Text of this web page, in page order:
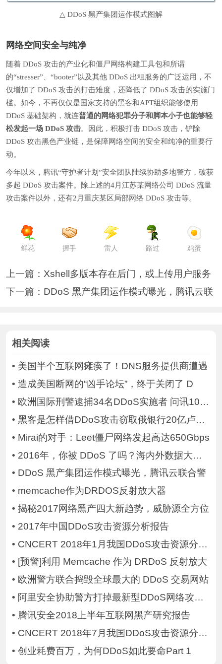
△ DDoS 黑产集团运作模式图解
网络空间安全与纯净
随着 DDoS 攻击的产业化和僵尸网络构建工具包和所谓
的“stresser”、“booter”以及其他 DDoS 出租服务的广泛运用，不
仅增加了 DDoS 攻击的打击难度，还降低了 DDoS 攻击的实施门
槛。如今，不再仅仅是国家支持的黑客和APT组织能够使用
DDoS 基础架构，就连普通的网络犯罪分子和脚本小子也能够轻
松发起一场 DDoS 攻击。因此，积极打击 DDoS 攻击，铲除
DDoS 攻击黑色产业链，是保障网络空间的安全和纯净的重要行
动。
今年以来，腾讯“守护者计划”安全团队陆续协助多地警方，破获
多起 DDoS 攻击案件。除上述的4月江苏某网络公司 DDoS 流量
攻击案件以外，还有2月重庆某区局部网络 DDoS 攻击等。
鲜花 握手 雷人 路过 鸡蛋
上一篇： Xshell多版本存在后门，或上传用户服务
下一篇： DDoS 黑产集团运作模式曝光，腾讯云联
相关阅读
• 美国半个互联网瘫痪了！DNS服务提供商遭遇
• 造成美国断网的“凶手论坛”，终于关闭了 D
• 欧洲国际刑警逮捕34名DDoS实施者 问讯101名
• 黑客是怎样借DDoS攻击窃取俄银行20亿卢布的
• Mirai的对手：Leet僵尸网络发起高达650Gbps
• 2016年，你被 DDoS 了吗？海内外数据大盘点
• DDoS 黑产集团运作模式曝光，腾讯云联合警
• memcache作为DRDOS反射放大器
• 揭秘2017网络黑产四大新趋势，威胁源全方位
• 2017年中国DDoS攻击资源分析报告
• CNCERT 2018年1月我国DDoS攻击资源分析报告
• [预警]利用 Memcache 作为 DRDoS 反射放大
• 欧洲警方联合捣毁全球最大的 DDoS 交易网站
• 阿里安全协助警方打掉最新型DDoS网络攻击平
• 腾讯安全2018上半年互联网黑产研究报告
• CNCERT 2018年7月我国DDoS攻击资源分析报告
• 创业耗费百万，为何DDoS如此要命Part 1